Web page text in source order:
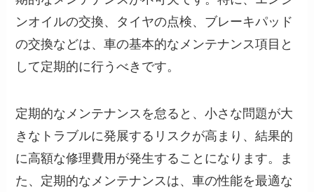
ンオイルの交換、タイヤの点検、ブレーキパッド
の交換などは、車の基本的なメンテナンス項目と
して定期的に行うべきです。
定期的なメンテナンスを怠ると、小さな問題が大
きなトラブルに発展するリスクが高まり、結果的
に高額な修理費用が発生することになります。ま
た、定期的なメンテナンスは、車の性能を最適な